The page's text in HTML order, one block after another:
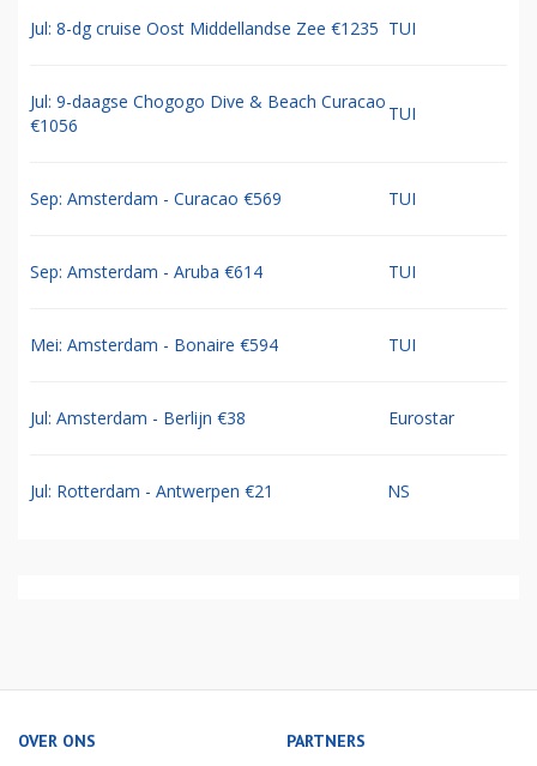
Jul: 8-dg cruise Oost Middellandse Zee €1235 TUI
Jul: 9-daagse Chogogo Dive & Beach Curacao
€1056
TUI
Sep: Amsterdam - Curacao €569 TUI
Sep: Amsterdam - Aruba €614 TUI
Mei: Amsterdam - Bonaire €594 TUI
Jul: Amsterdam - Berlijn €38 Eurostar
Jul: Rotterdam - Antwerpen €21 NS
OVER ONS PARTNERS